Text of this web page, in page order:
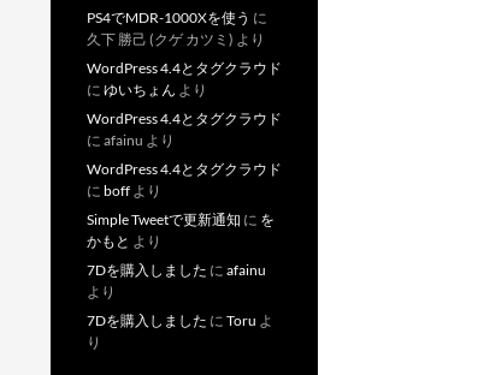
PS4でMDR-1000Xを使う に
久下 勝己 (クゲ カツミ) より
WordPress 4.4とタグクラウド
に ゆいちょん より
WordPress 4.4とタグクラウド
に afainu より
WordPress 4.4とタグクラウド
に boff より
Simple Tweetで更新通知 に を
かもと より
7Dを購入しました に afainu
より
7Dを購入しました に Toru よ
り